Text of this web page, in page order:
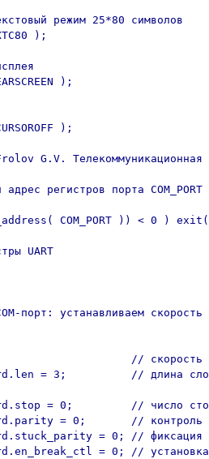
режим 25*80 символов
);
);
);
G.V. Телекоммуникационная
адрес регистров порта COM_PORT
COM_PORT )) < 0 )
UART
порт: устанавливаем скорость
// скорость
= 3;          // длина
= 0;         // число
= 0;       // контроль
= 0; // фиксация
= 0; //